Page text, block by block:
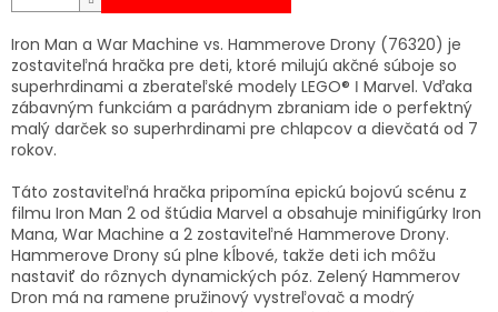
Iron Man a War Machine vs. Hammerove Drony (76320) je
zostaviteľná hračka pre deti, ktoré milujú akčné súboje so
superhrdinami a zberateľské modely LEGO® ǀ Marvel. Vďaka
zábavným funkciám a parádnym zbraniam ide o perfektný
malý darček so superhrdinami pre chlapcov a dievčatá od 7
rokov.
Táto zostaviteľná hračka pripomína epickú bojovú scénu z
filmu Iron Man 2 od štúdia Marvel a obsahuje minifigúrky Iron
Mana, War Machine a 2 zostaviteľné Hammerove Drony.
Hammerove Drony sú plne kĺbové, takže deti ich môžu
nastaviť do rôznych dynamických póz. Zelený Hammerov
Dron má na ramene pružinový vystreľovač a modrý